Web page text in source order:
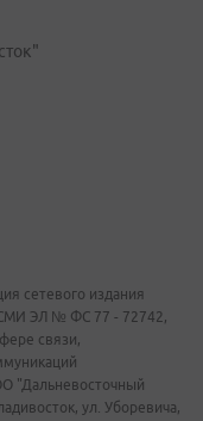
сетевого издания
СМИ ЭЛ № ФС 77 - 72742,
связи,
"Дальневосточный
ул. Уборевича,